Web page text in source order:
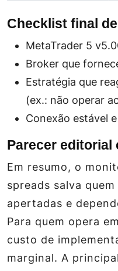
Checklist final
MetaTrader 5
Broker que
Estratégia que
(ex.: não operar
Conexão estável
Parecer editorial
Em resumo, o
spreads salva
apertadas e
Para quem opera
custo de
marginal. A